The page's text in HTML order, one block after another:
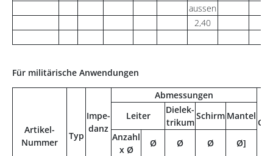
aussen
2,40
Für militärische Anwendungen
Artikel-
Nummer
Typ
Impe-
danz
Abmessungen
Leiter
Dielek-
trikum
Schirm Mantel
Anzahl
x Ø
Ø Ø Ø Ø]